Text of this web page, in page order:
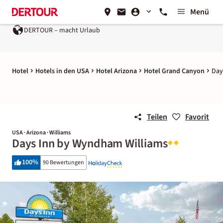
Menü
DERTOUR – macht Urlaub
Hotel Hotels in den USA Hotel Arizona Hotel Grand Canyon
Teilen Favorit
USA · Arizona · Williams
Days Inn by Wyndham Williams
100% 90 Bewertungen